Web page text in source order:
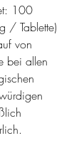
100
/ Tablette)
von
bei allen